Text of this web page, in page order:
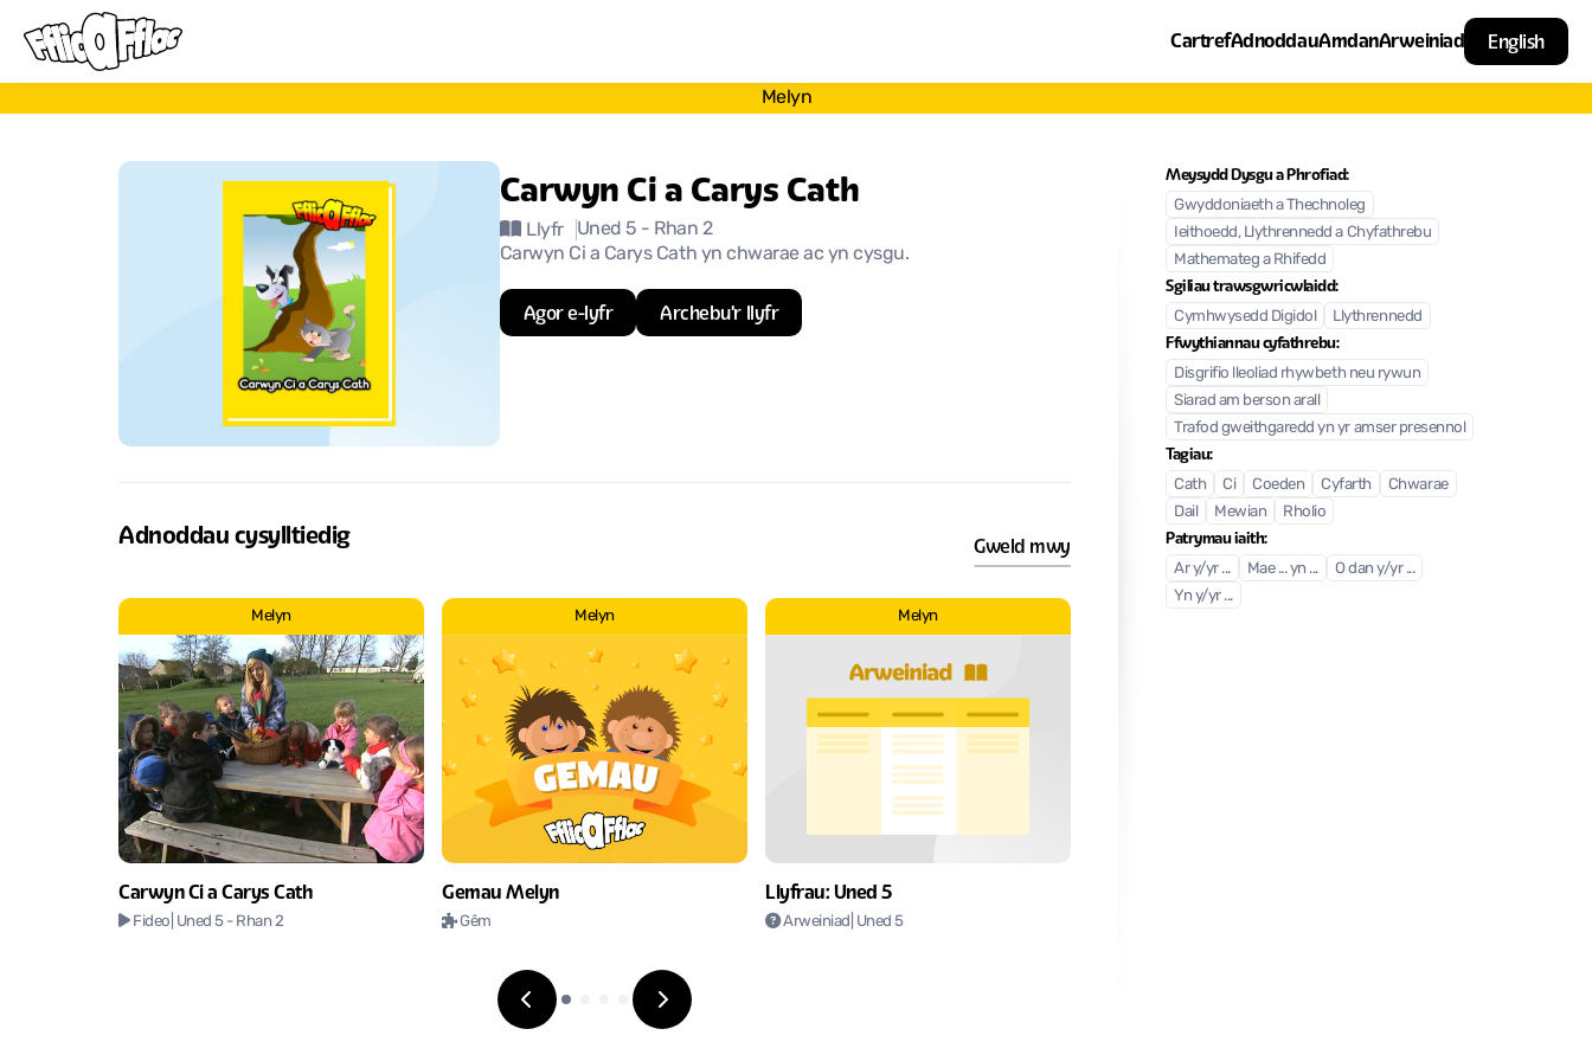
CartrefAdnoddauAmdanArweiniad English
Melyn
Carwyn Ci a Carys Cath
Llyfr Uned 5 - Rhan 2
Carwyn Ci a Carys Cath yn chwarae ac yn cysgu.
Agor e-lyfr Archebu'r llyfr
Adnoddau cysylltiedig Gweld mwy
Melyn
Carwyn Ci a Carys Cath
Fideo | Uned 5 - Rhan 2
Melyn
Gemau Melyn
Gêm
Melyn
Llyfrau: Uned 5
Arweiniad | Uned 5
Meysydd Dysgu a Phrofiad:
Gwyddoniaeth a Thechnoleg
Ieithoedd, Llythrennedd a Chyfathrebu
Mathemateg a Rhifedd
Sgiliau trawsgwricwlaidd:
Cymhwysedd Digidol Llythrennedd
Ffwythiannau cyfathrebu:
Disgrifio lleoliad rhywbeth neu rywun
Siarad am berson arall
Trafod gweithgaredd yn yr amser presennol
Tagiau:
Cath Ci Coeden Cyfarth
Chwarae
Dail
Mewian Rholio
Patrymau iaith:
Ar y/yr ... Mae ... yn ...
O dan y/yr ...
Yn y/yr ...